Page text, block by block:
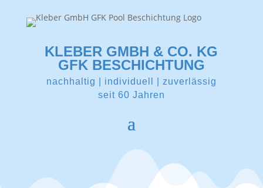
KLEBER GMBH & CO. KG
GFK BESCHICHTUNG
nachhaltig | individuell | zuverlässig
seit 60 Jahren